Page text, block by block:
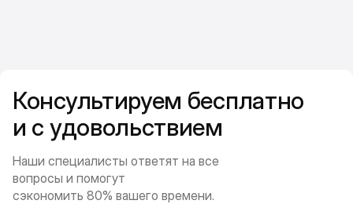
Консультируем бесплатно
и с удовольствием
Наши специалисты ответят на все
вопросы и помогут
сэкономить 80% вашего времени.